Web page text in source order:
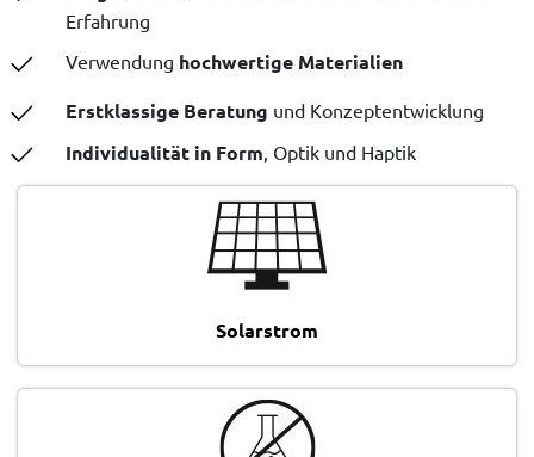
Erfahrung
Verwendung hochwertige Materialien
Erstklassige Beratung und Konzeptentwicklung
Individualität in Form, Optik und Haptik
Solarstrom